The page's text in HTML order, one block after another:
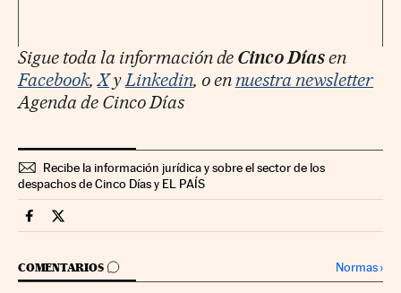
Sigue toda la información de Cinco Díasen
Facebook,Xy Linkedin, o en nuestra newsletter
Agenda de Cinco Días
Recibe la información jurídica y sobre el sector de los
despachos de Cinco Días y EL PAÍS
Legal Cinco Días en Facebook
Legal Cinco Días en Twitter
COMENTARIOS
IR A LOS COMENTARIOS Normas›